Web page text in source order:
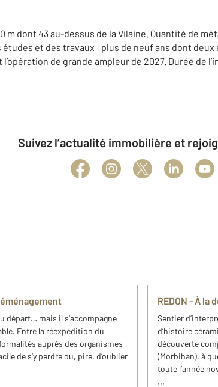
m dont 43 au-dessus de la Vilaine. Quantité de
études et des travaux : plus de neuf ans dont
l’opération de grande ampleur de 2027. Durée de
Suivez l’actualité immobilière et
départ… mais il s’accompagne
Entre la réexpédition du
auprès des organismes
de s’y perdre ou, pire, d’oublier
REDON - À la
Sentier
d’histoire
découverte
(Morbihan), à
toute l’année
...